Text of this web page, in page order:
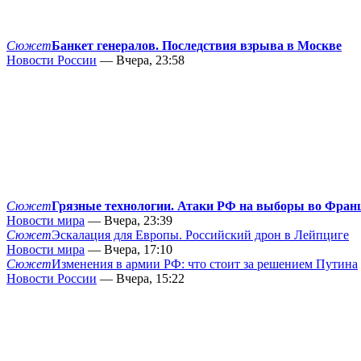
СюжетБанкет генералов. Последствия взрыва в Москве
Новости России — Вчера, 23:58
СюжетГрязные технологии. Атаки РФ на выборы во
Новости мира — Вчера, 23:39
СюжетЭскалация для Европы. Российский дрон в Лейпциге
Новости мира — Вчера, 17:10
СюжетИзменения в армии РФ: что стоит за решением Путина
Новости России — Вчера, 15:22